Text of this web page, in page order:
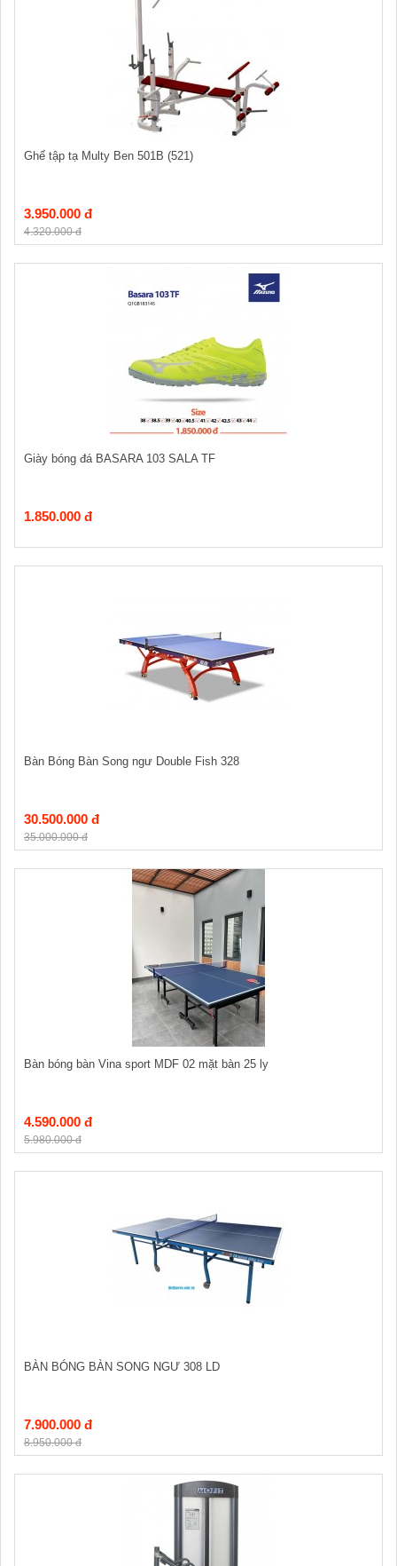
Ghế tập tạ Multy Ben 501B (521)
3.950.000 đ
4.320.000 đ
Giày bóng đá BASARA 103 SALA TF
1.850.000 đ
Bàn Bóng Bàn Song ngư Double Fish 328
30.500.000 đ
35.000.000 đ
Bàn bóng bàn Vina sport MDF 02 mặt bàn 25 ly
4.590.000 đ
5.980.000 đ
BÀN BÓNG BÀN SONG NGƯ 308 LD
7.900.000 đ
8.950.000 đ